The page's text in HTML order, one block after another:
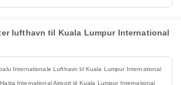
lufthavn til Kuala Lumpur International
Internationale Lufthavn til Kuala Lumpur International
International Airport til Kuala Lumpur International